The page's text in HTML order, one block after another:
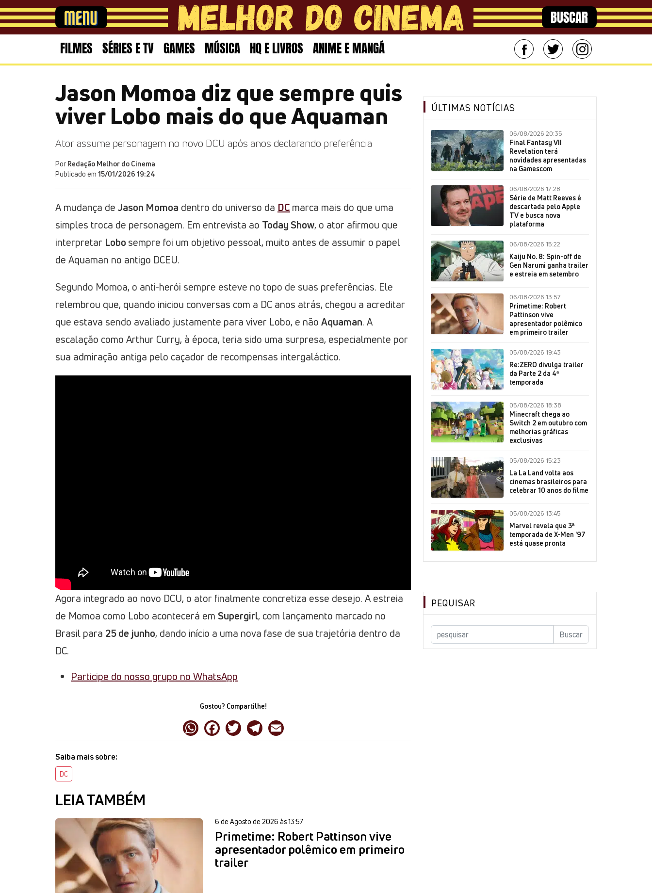
BUSCAR
FILMES SÉRIES E TV GAMES MÚSICA HQ E LIVROS ANIME E MANGÁ
Jason Momoa diz que sempre quis
viver Lobo mais do que Aquaman
Ator assume personagem no novo DCU após anos declarando preferência
Por Redação Melhor do Cinema
Publicado em 15/01/2026 19:24
A mudança de Jason Momoa dentro do universo da DC marca mais do que uma
simples troca de personagem. Em entrevista ao Today Show, o ator afirmou que
interpretar Lobo sempre foi um objetivo pessoal, muito antes de assumir o papel
de Aquaman no antigo DCEU.
Segundo Momoa, o anti-herói sempre esteve no topo de suas preferências. Ele
relembrou que, quando iniciou conversas com a DC anos atrás, chegou a acreditar
que estava sendo avaliado justamente para viver Lobo, e não Aquaman. A
escalação como Arthur Curry, à época, teria sido uma surpresa, especialmente por
sua admiração antiga pelo caçador de recompensas intergaláctico.
Agora integrado ao novo DCU, o ator finalmente concretiza esse desejo. A estreia
de Momoa como Lobo acontecerá em Supergirl, com lançamento marcado no
Brasil para 25 de junho, dando início a uma nova fase de sua trajetória dentro da
DC.
Participe do nosso grupo no WhatsApp
Gostou? Compartilhe!
Saiba mais sobre:
DC
LEIA TAMBÉM
6 de Agosto de 2026 às 13:57
Primetime: Robert Pattinson vive
apresentador polêmico em primeiro
trailer
ÚLTIMAS NOTÍCIAS
06/08/2026 20:35
Final Fantasy VII
Revelation terá
novidades apresentadas
na Gamescom
06/08/2026 17:28
Série de Matt Reeves é
descartada pelo Apple
TV e busca nova
plataforma
06/08/2026 15:22
Kaiju No. 8: Spin-off de
Gen Narumi ganha trailer
e estreia em setembro
06/08/2026 13:57
Primetime: Robert
Pattinson vive
apresentador polêmico
em primeiro trailer
05/08/2026 19:43
Re:ZERO divulga trailer
da Parte 2 da 4ª
temporada
05/08/2026 18:38
Minecraft chega ao
Switch 2 em outubro com
melhorias gráficas
exclusivas
05/08/2026 15:23
La La Land volta aos
cinemas brasileiros para
celebrar 10 anos do filme
05/08/2026 13:45
Marvel revela que 3ª
temporada de X-Men '97
está quase pronta
PEQUISAR